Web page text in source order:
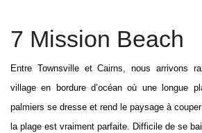
7 Mission Beach
Entre Townsville et Cairns, nous arrivons
village en bordure d’océan où une longue
palmiers se dresse et rend le paysage à
la plage est vraiment parfaite. Difficile de se